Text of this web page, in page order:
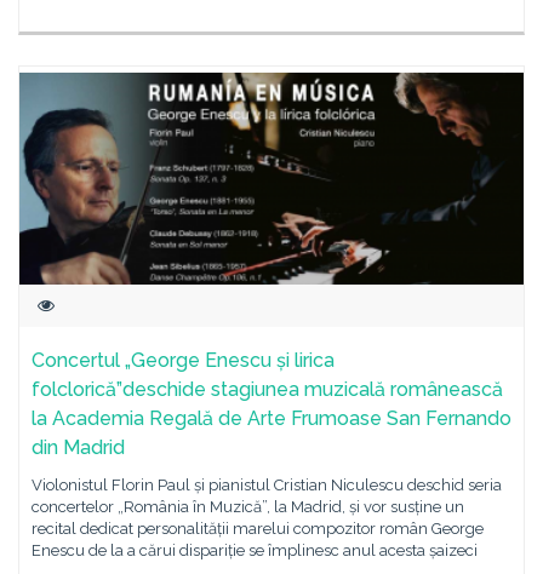
Concertul „George Enescu și lirica
folclorică”deschide stagiunea muzicală românească
la Academia Regală de Arte Frumoase San Fernando
din Madrid
Violonistul Florin Paul și pianistul Cristian Niculescu deschid seria
concertelor „România în Muzică”, la Madrid, și vor susține un
recital dedicat personalității marelui compozitor român George
Enescu de la a cărui dispariție se împlinesc anul acesta șaizeci